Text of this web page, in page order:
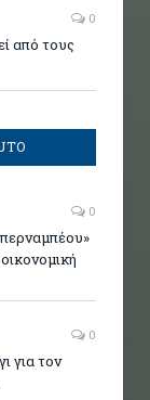
0
από τους
0
0
για τον